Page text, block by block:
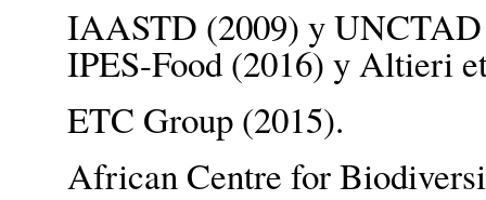
IAASTD (2009) y
IPES-Food (2016) y Altieri
ETC Group (2015).
African Centre for